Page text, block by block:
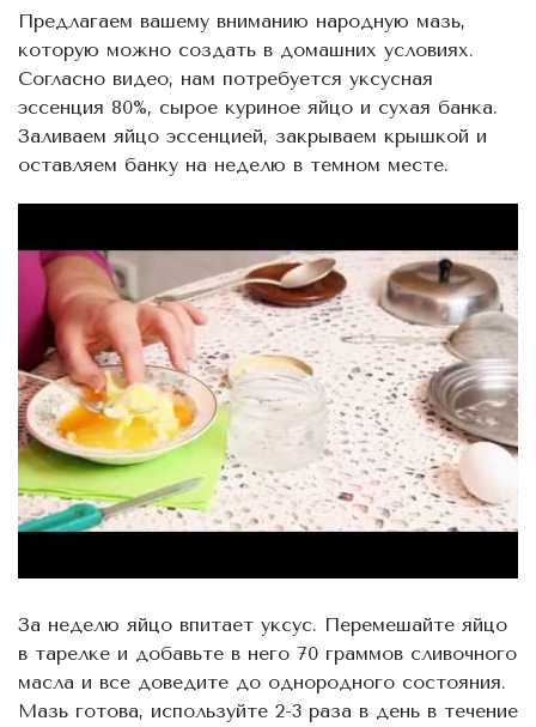
Предлагаем вашему вниманию народную мазь,
которую можно создать в домашних условиях.
Согласно видео, нам потребуется уксусная
эссенция 80%, сырое куриное яйцо и сухая банка.
Заливаем яйцо эссенцией, закрываем крышкой и
оставляем банку на неделю в темном месте.
За неделю яйцо впитает уксус. Перемешайте яйцо
в тарелке и добавьте в него 70 граммов сливочного
масла и все доведите до однородного состояния.
Мазь готова, используйте 2-3 раза в день в течение